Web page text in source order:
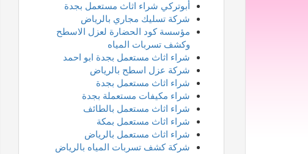
أبوتركي شراء اثاث مستعمل بجدة
شركة تسليك مجاري بالرياض
مؤسسة كود الحضارة لعزل الاسطح
وكشف تسربات المياه
شراء اثاث مستعمل بجدة ابو احمد
شركة عزل اسطح بالرياض
شراء اثاث مستعمل بجدة
شراء مكيفات مستعملة بجدة
شراء اثاث مستعمل بالطائف
شراء اثاث مستعمل بمكة
شراء اثاث مستعمل بالرياض
شركة كشف تسربات المياه بالرياض